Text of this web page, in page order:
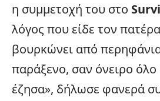
η συμμετοχή του στο
λόγος που είδε τον
βουρκώνει από
παράξενο, σαν όνειρο
έζησα», δήλωσε φανερά